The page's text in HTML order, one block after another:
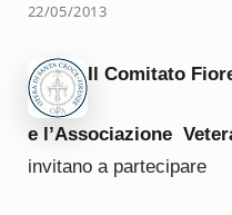
22/05/2013
Il Comitato
e l’Associazione
invitano a partecipare